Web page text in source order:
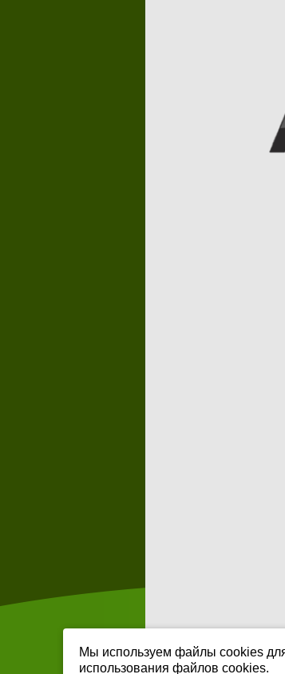
© 2013-2024 ОО
Мы используем файлы cookies
использования файлов cookies.